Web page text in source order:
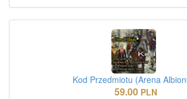
Kod Przedmiotu (Arena
59.00 PLN